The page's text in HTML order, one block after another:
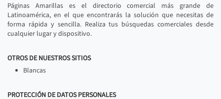
Páginas Amarillas es el directorio comercial más grande de
Latinoamérica, en el que encontrarás la solución que necesitas de
forma rápida y sencilla. Realiza tus búsquedas comerciales desde
cualquier lugar y dispositivo.
OTROS DE NUESTROS SITIOS
Blancas
PROTECCIÓN DE DATOS PERSONALES